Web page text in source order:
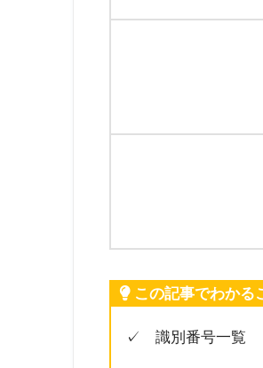
この記事でわかる
✓ 識別番号一覧